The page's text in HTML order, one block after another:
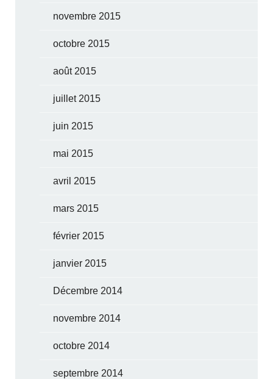
novembre 2015
octobre 2015
août 2015
juillet 2015
juin 2015
mai 2015
avril 2015
mars 2015
février 2015
janvier 2015
Décembre 2014
novembre 2014
octobre 2014
septembre 2014